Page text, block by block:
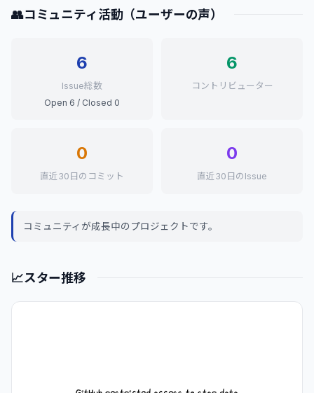
👥コミュニティ活動（ユーザーの声）
6
Issue総数
Open 6 / Closed 0
6
コントリビューター
0
直近30日のコミット
0
直近30日のIssue
コミュニティが成長中のプロジェクトです。
📈スター推移